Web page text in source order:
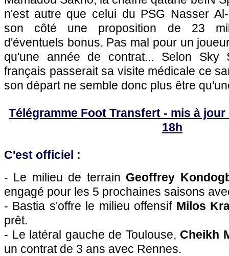
n'est autre que celui du PSG Nasser
son côté une proposition de 23
d'éventuels bonus. Pas mal pour un
qu'une année de contrat... Selon Sky
français passerait sa visite médicale ce
son départ ne semble donc plus être
Télégramme Foot Transfert - mis à
18h
C'est officiel :
- Le milieu de terrain Geoffrey
engagé pour les 5 prochaines saisons
- Bastia s'offre le milieu offensif Milos
prêt.
- Le latéral gauche de Toulouse, Cheikh
un contrat de 3 ans avec Rennes.